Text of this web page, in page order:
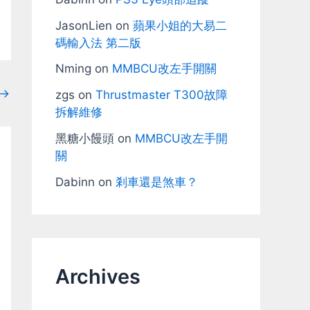
→
JasonLien on 蘋果小姐的大易二
碼輸入法 第二版
Nming on MMBCU改左手開關
zgs on Thrustmaster T300故障
拆解維修
黑糖小饅頭 on MMBCU改左手開
關
Dabinn on 剎車還是煞車？
Archives